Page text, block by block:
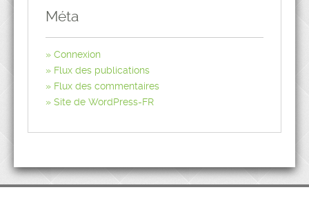
Méta
Connexion
Flux des publications
Flux des commentaires
Site de WordPress-FR